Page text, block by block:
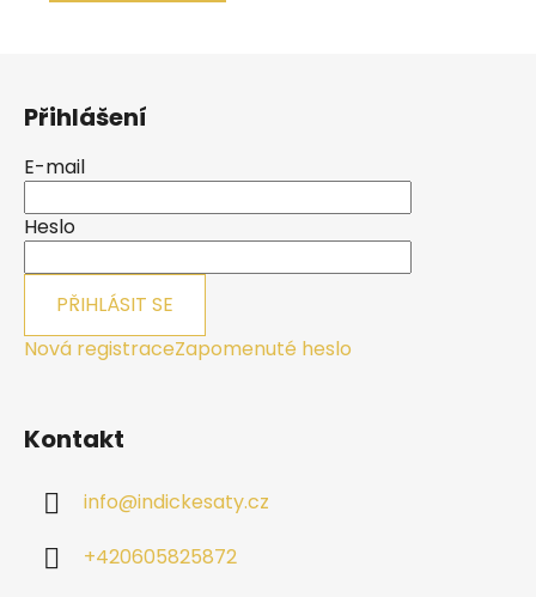
Přihlášení
E-mail
Heslo
PŘIHLÁSIT SE
Nová registraceZapomenuté heslo
Kontakt
info@indickesaty.cz
+420605825872